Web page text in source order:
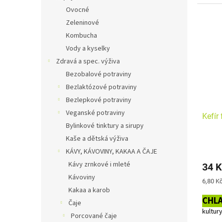
Ovocné
Zeleninové
Kombucha
Vody a kyselky
Zdravá a spec. výživa
Bezobalové potraviny
Bezlaktózové potraviny
Bezlepkové potraviny
Veganské potraviny
Bylinkové tinktury a sirupy
Kaše a dětská výživa
KÁVY, KÁVOVINY, KAKAA A ČAJE
Kávy zrnkové i mleté
Kávoviny
Kakaa a karob
Čaje
Porcované čaje
Kefír
34
Měrná
6,80
kultury